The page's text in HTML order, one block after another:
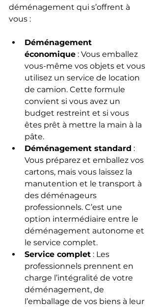
déménagement qui s’offrent à
vous :
Déménagement
économique : Vous emballez
vous-même vos objets et vous
utilisez un service de location
de camion. Cette formule
convient si vous avez un
budget restreint et si vous
êtes prêt à mettre la main à la
pâte.
Déménagement standard :
Vous préparez et emballez vos
cartons, mais vous laissez la
manutention et le transport à
des déménageurs
professionnels. C’est une
option intermédiaire entre le
déménagement autonome et
le service complet.
Service complet : Les
professionnels prennent en
charge l’intégralité de votre
déménagement, de
l’emballage de vos biens à leur